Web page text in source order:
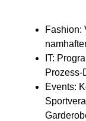
Fashion:
IT:
Prozess-
Events: